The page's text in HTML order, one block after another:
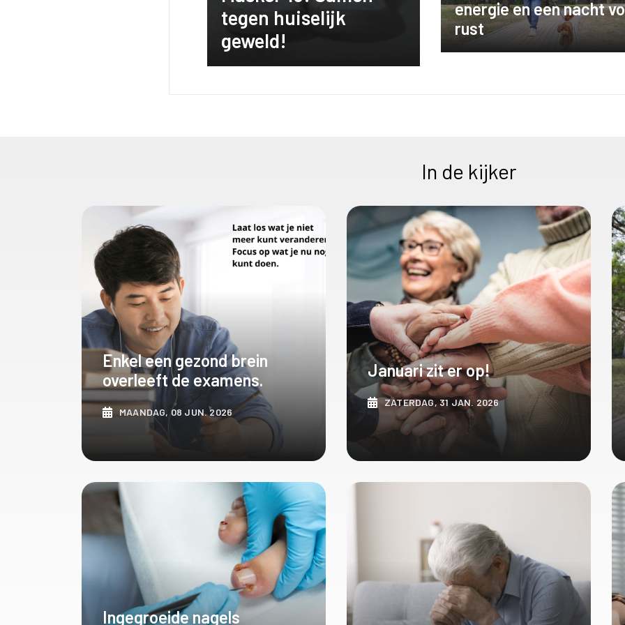
tegen huiselijk
geweld!
energie en een nacht
rust
In de kijker
Enkel een gezond brein
overleeft de examens.
MAANDAG, 08 JUN. 2026
ONTDEK MEER
Januari zit er op!
ZATERDAG, 31 JAN. 2026
ONTDEK MEER
Ingegroeide nagels